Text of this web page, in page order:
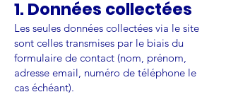
1. Données collectées
Les seules données collectées via le site
sont celles transmises par le biais du
formulaire de contact (nom, prénom,
adresse email, numéro de téléphone le
cas échéant).